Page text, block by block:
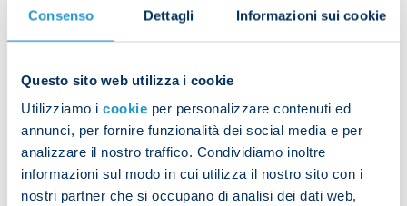
Consenso Dettagli Informazioni sui cookie
Questo sito web utilizza i cookie
Utilizziamo i cookie per personalizzare contenuti ed
annunci, per fornire funzionalità dei social media e per
analizzare il nostro traffico. Condividiamo inoltre
informazioni sul modo in cui utilizza il nostro sito con i
nostri partner che si occupano di analisi dei dati web,
The squad was split into two groups for today's
session. Those who played on Sunday warmed up
drills outside.
The other players followed a gym warm-up with
technical drills and a training match on a small